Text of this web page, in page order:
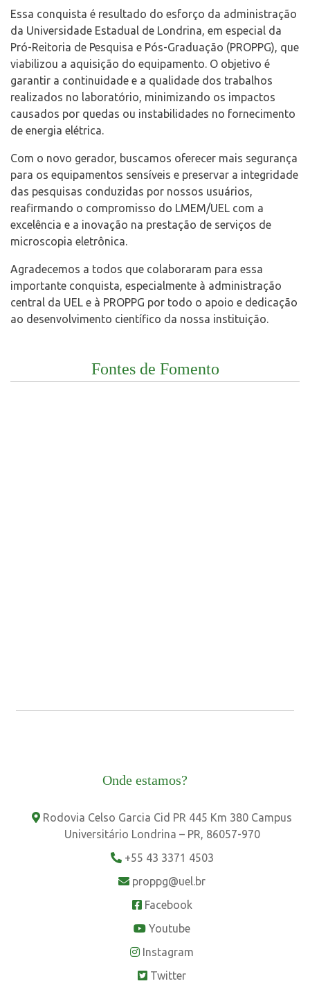
Essa conquista é resultado do esforço da administração
da Universidade Estadual de Londrina, em especial da
Pró-Reitoria de Pesquisa e Pós-Graduação (PROPPG), que
viabilizou a aquisição do equipamento. O objetivo é
garantir a continuidade e a qualidade dos trabalhos
realizados no laboratório, minimizando os impactos
causados por quedas ou instabilidades no fornecimento
de energia elétrica.
Com o novo gerador, buscamos oferecer mais segurança
para os equipamentos sensíveis e preservar a integridade
das pesquisas conduzidas por nossos usuários,
reafirmando o compromisso do LMEM/UEL com a
excelência e a inovação na prestação de serviços de
microscopia eletrônica.
Agradecemos a todos que colaboraram para essa
importante conquista, especialmente à administração
central da UEL e à PROPPG por todo o apoio e dedicação
ao desenvolvimento científico da nossa instituição.
Fontes de Fomento
Onde estamos?
Rodovia Celso Garcia Cid PR 445 Km 380 Campus
Universitário Londrina – PR, 86057-970
+55 43 3371 4503
proppg@uel.br
Facebook
Youtube
Instagram
Twitter